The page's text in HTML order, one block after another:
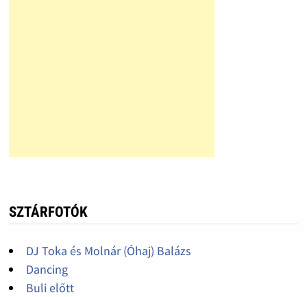
SZTÁRFOTÓK
DJ Toka és Molnár (Óhaj) Balázs
Dancing
Buli előtt